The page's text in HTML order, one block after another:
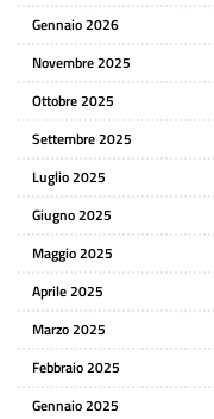
Gennaio 2026
Novembre 2025
Ottobre 2025
Settembre 2025
Luglio 2025
Giugno 2025
Maggio 2025
Aprile 2025
Marzo 2025
Febbraio 2025
Gennaio 2025